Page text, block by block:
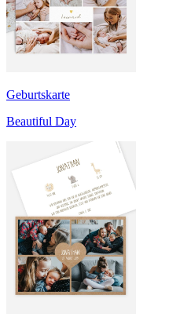
Geburtskarte
Beautiful Day